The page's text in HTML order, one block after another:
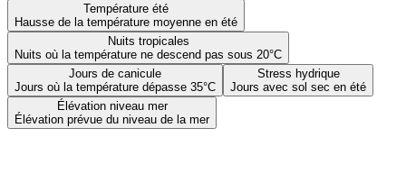
Température été
Hausse de la température moyenne en été
Nuits tropicales
Nuits où la température ne descend pas sous 20°C
Jours de canicule
Jours où la température dépasse 35°C
Stress hydrique
Jours avec sol sec en été
Élévation niveau mer
Élévation prévue du niveau de la mer